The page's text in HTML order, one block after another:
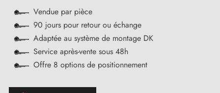
Vendue par pièce
90 jours pour retour ou échange
Adaptée au système de montage DK
Service après-vente sous 48h
Offre 8 options de positionnement